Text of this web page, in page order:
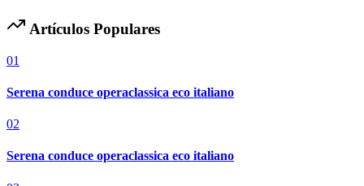
Artículos Populares
01
Serena conduce operaclassica eco italiano
02
Serena conduce operaclassica eco italiano